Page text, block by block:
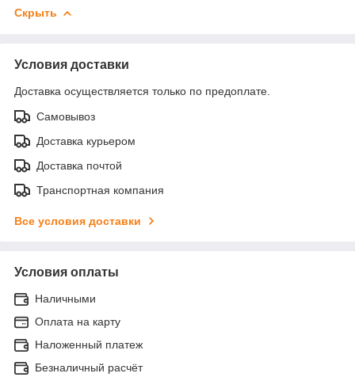
Скрыть
Условия доставки
Доставка осуществляется только по предоплате.
Самовывоз
Доставка курьером
Доставка почтой
Транспортная компания
Все условия доставки
Условия оплаты
Наличными
Оплата на карту
Наложенный платеж
Безналичный расчёт